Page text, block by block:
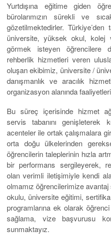
Yurtdışına eğitime giden
bürolarımızın sürekli ve
gözetilmektedirler. Türkiye’den
üniversite, yüksek okul, kolej
görmek isteyen öğrencilere
rehberlik hizmetleri veren
oluşan ekibimiz, üniversite /
danışmanlık ve aracılık
organizasyon alanında
Bu süreç içerisinde hizmet
servis tabanını genişleterek
acenteler ile ortak çalışmalara
orta doğu ülkelerinden
öğrencilerin taleplerinin hızla
bir performans sergileyerek,
olan verimli iletişimiyle kendi
olmamız öğrencilerimize avantaj
okulu, üniversite eğitimi,
programlarına ek olarak
sağlama, vize başvurusu
sunmaktayız.